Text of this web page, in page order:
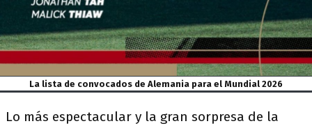
La lista de convocados de Alemania para el Mundial 2026
Lo más espectacular y la gran sorpresa de la